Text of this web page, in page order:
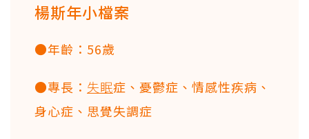
楊斯年小檔案
●年齡：56歲
●專長： 失眠症、憂鬱症、情感性疾病、
身心症、思覺失調症